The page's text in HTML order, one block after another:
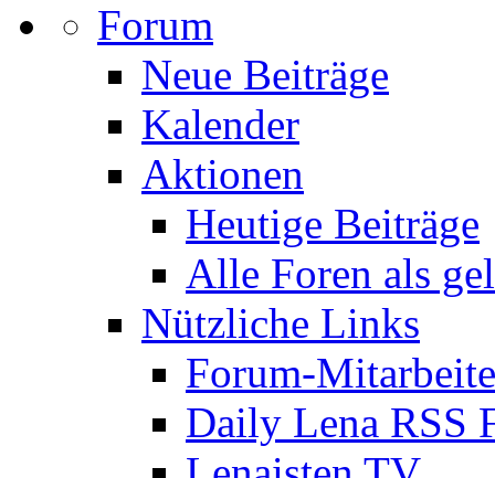
Forum
Neue Beiträge
Kalender
Aktionen
Heutige Beiträge
Alle Foren als
Nützliche Links
Forum-
Daily Lena RSS